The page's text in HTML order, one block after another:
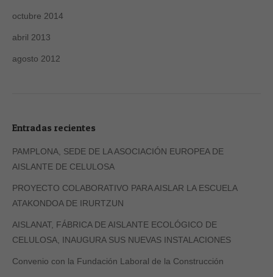
octubre 2014
abril 2013
agosto 2012
Entradas recientes
PAMPLONA, SEDE DE LA ASOCIACIÓN EUROPEA DE
AISLANTE DE CELULOSA
PROYECTO COLABORATIVO PARA AISLAR LA ESCUELA
ATAKONDOA DE IRURTZUN
AISLANAT, FÁBRICA DE AISLANTE ECOLÓGICO DE
CELULOSA, INAUGURA SUS NUEVAS INSTALACIONES
Convenio con la Fundación Laboral de la Construcción